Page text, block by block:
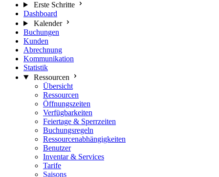
Erste Schritte
Dashboard
Kalender
Buchungen
Kunden
Abrechnung
Kommunikation
Statistik
Ressourcen
Übersicht
Ressourcen
Öffnungszeiten
Verfügbarkeiten
Feiertage & Sperrzeiten
Buchungsregeln
Ressourcenabhängigkeiten
Benutzer
Inventar & Services
Tarife
Saisons